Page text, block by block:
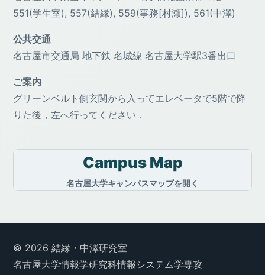
551(学生室), 557(結縁), 559(事務[村瀬]), 561(中澤)
公共交通
名古屋市交通局 地下鉄 名城線 名古屋大学駅3番出口
ご案内
グリーンベルト側玄関から入ってエレベータで5階で降
りた後，左へ行ってください．
Campus Map
名古屋大学キャンパスマップを開く
© 2026 結縁・中澤研究室
名古屋大学情報学研究科情報システム学専攻